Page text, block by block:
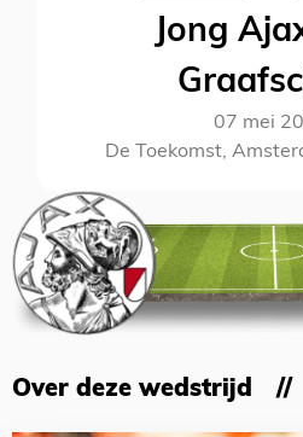
Jong
07 mei
De Toekomst,
Over deze wedstrijd